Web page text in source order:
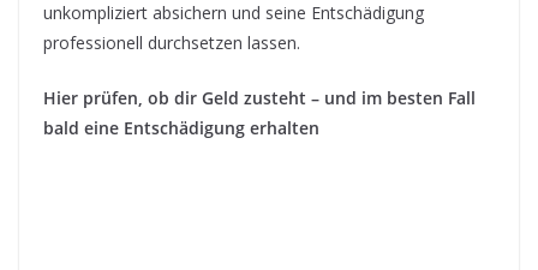
unkompliziert absichern und seine Entschädigung
professionell durchsetzen lassen.
Hier prüfen, ob dir Geld zusteht – und im besten Fall
bald eine Entschädigung erhalten